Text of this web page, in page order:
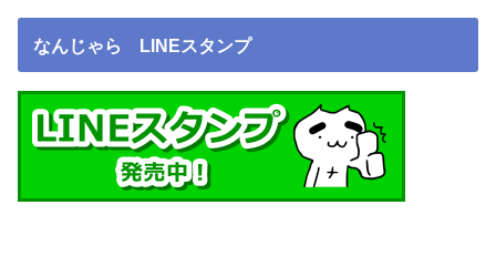
なんじゃら LINEスタンプ